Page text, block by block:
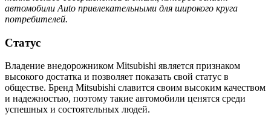
автомобили Auto привлекательными для широкого круга
потребителей.
Статус
Владение внедорожником Mitsubishi является признаком
высокого достатка и позволяет показать свой статус в
обществе. Бренд Mitsubishi славится своим высоким качеством
и надежностью, поэтому такие автомобили ценятся среди
успешных и состоятельных людей.